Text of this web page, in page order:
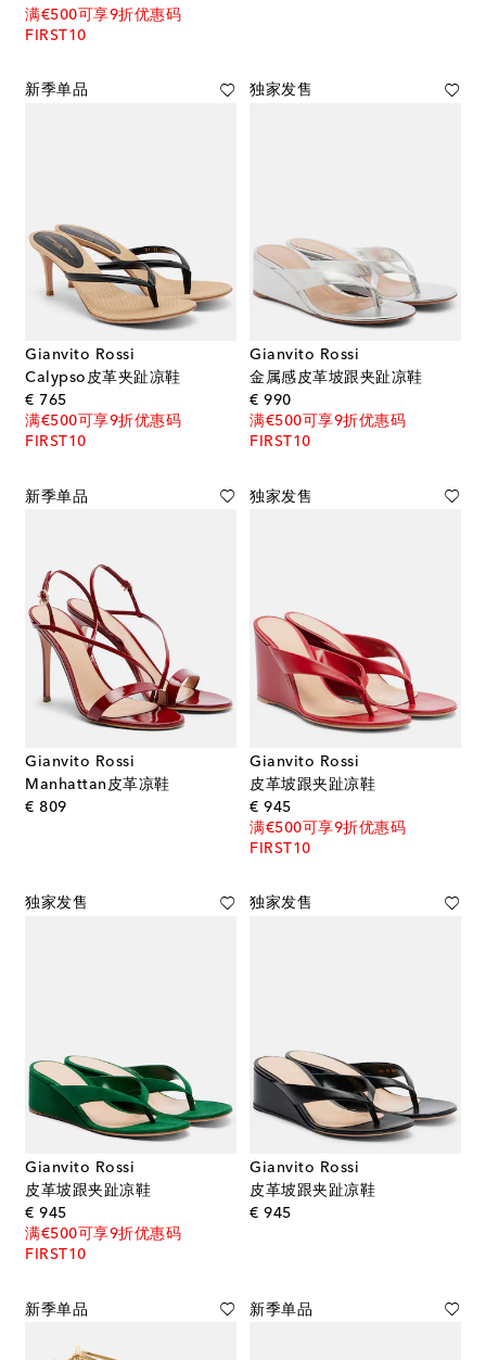
满€500可享9折优惠码
FIRST10
新季单品
Gianvito Rossi
Calypso皮革夹趾凉鞋
€ 765original price
满€500可享9折优惠码
FIRST10
独家发售
Gianvito Rossi
金属感皮革坡跟夹趾凉鞋
€ 990original price
满€500可享9折优惠码
FIRST10
新季单品
Gianvito Rossi
Manhattan皮革凉鞋
€ 809original price
独家发售
Gianvito Rossi
皮革坡跟夹趾凉鞋
€ 945original price
满€500可享9折优惠码
FIRST10
独家发售
Gianvito Rossi
皮革坡跟夹趾凉鞋
€ 945original price
满€500可享9折优惠码
FIRST10
独家发售
Gianvito Rossi
皮革坡跟夹趾凉鞋
€ 945original price
新季单品 新季单品